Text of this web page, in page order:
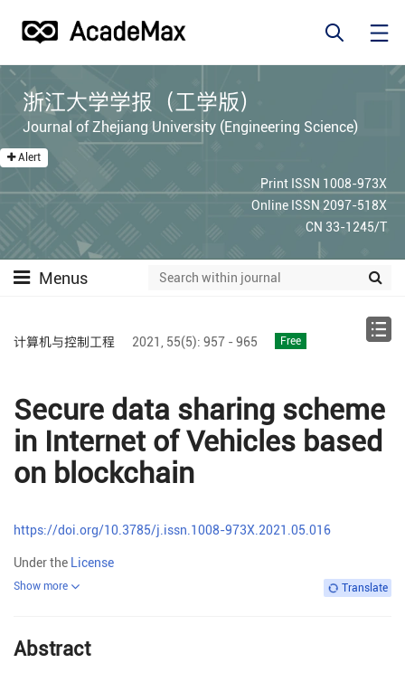
浙江大学学报（工学版）
Journal of Zhejiang University (Engineering Science)
Alert
Print ISSN 1008-973X
Online ISSN 2097-518X
CN 33-1245/T
Menus
计算机与控制工程 2021, 55(5): 957 - 965 Free
Secure data sharing scheme
in Internet of Vehicles based
on blockchain
https://doi.org/10.3785/j.issn.1008-973X.2021.05.016
Under the License
Show more Translate
Abstract